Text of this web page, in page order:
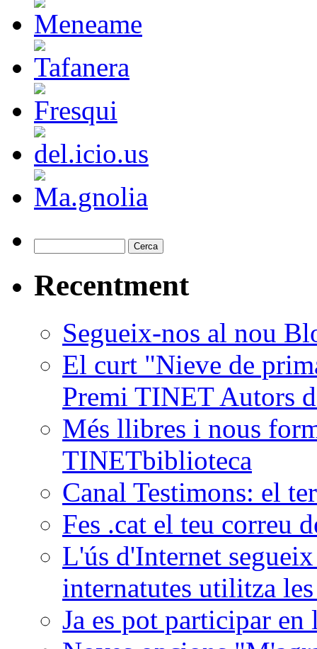
Recentment
Segueix-nos al nou
El curt "Nieve de
Premi TINET Autors
Més llibres i nous
TINETbiblioteca
Canal Testimons: el
Fes .cat el teu correu
L'ús d'Internet
internatutes utilitza
Ja es pot participar